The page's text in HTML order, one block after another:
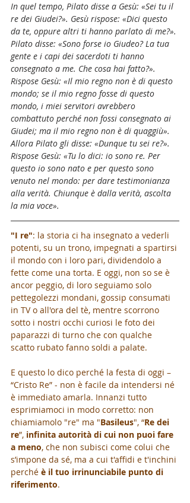
In quel tempo, Pilato disse a Gesù: «Sei tu il
re dei Giudei?». Gesù rispose: «Dici questo
da te, oppure altri ti hanno parlato di me?».
Pilato disse: «Sono forse io Giudeo? La tua
gente e i capi dei sacerdoti ti hanno
consegnato a me. Che cosa hai fatto?».
Rispose Gesù: «Il mio regno non è di questo
mondo; se il mio regno fosse di questo
mondo, i miei servitori avrebbero
combattuto perché non fossi consegnato ai
Giudei; ma il mio regno non è di quaggiù».
Allora Pilato gli disse: «Dunque tu sei re?».
Rispose Gesù: «Tu lo dici: io sono re. Per
questo io sono nato e per questo sono
venuto nel mondo: per dare testimonianza
alla verità. Chiunque è dalla verità, ascolta
la mia voce».
"I re": la storia ci ha insegnato a vederli
potenti, su un trono, impegnati a spartirsi
il mondo con i loro pari, dividendolo a
fette come una torta. E oggi, non so se è
ancor peggio, di loro seguiamo solo
pettegolezzi mondani, gossip consumati
in TV o all'ora del tè, mentre scorrono
sotto i nostri occhi curiosi le foto dei
paparazzi di turno che con qualche
scatto rubato fanno soldi a palate.
E questo lo dico perché la festa di oggi –
“Cristo Re” - non è facile da intendersi né
è immediato amarla. Innanzi tutto
esprimiamoci in modo corretto: non
chiamiamolo "re" ma "Basileus", “Re dei
re”, infinita autorità di cui non puoi fare
a meno, che non subisci come colui che
s’impone da sé, ma a cui t'affidi e t'inchini
perché è il tuo irrinunciabile punto di
riferimento.